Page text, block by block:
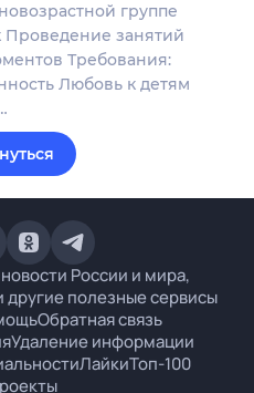
группе
Проведение занятий
Требования:
Любовь к детям
России и мира,
другие полезные сервисы
Обратная связь
Удаление информации
ЛайкиТоп-100